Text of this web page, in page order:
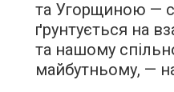
та Угорщиною —
ґрунтується на
та нашому
майбутньому, —